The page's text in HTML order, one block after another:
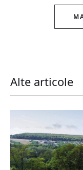
Alte articole